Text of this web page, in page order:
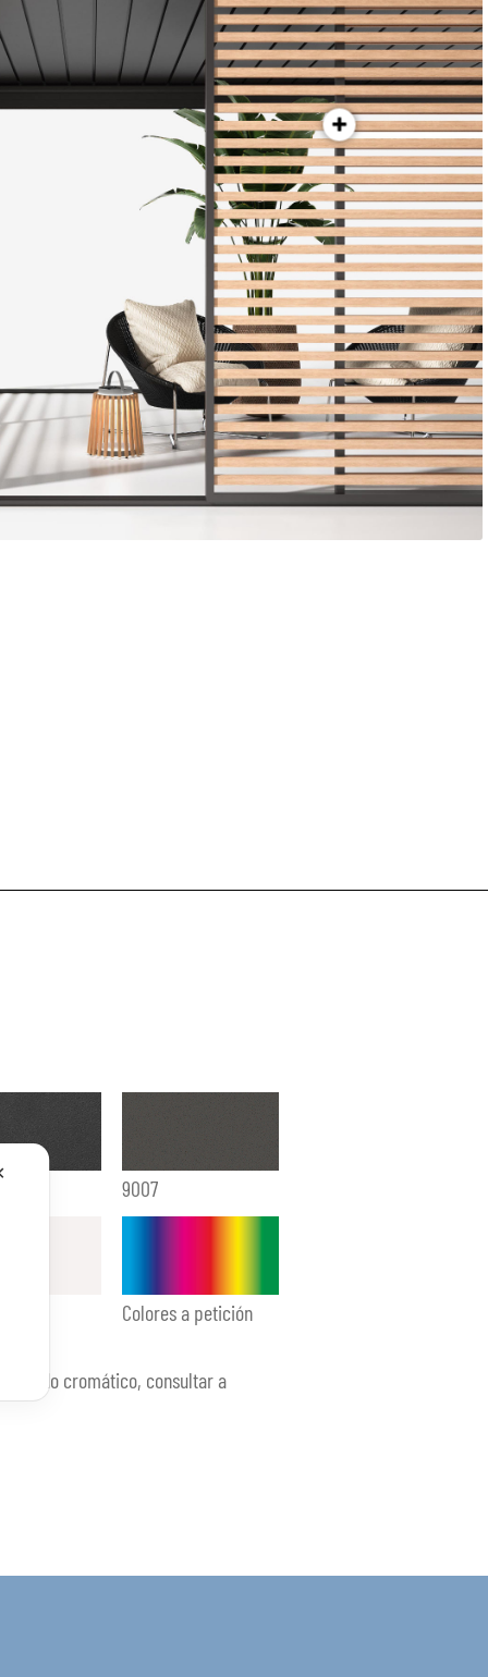
9007
Colores a petición
cromático, consultar a